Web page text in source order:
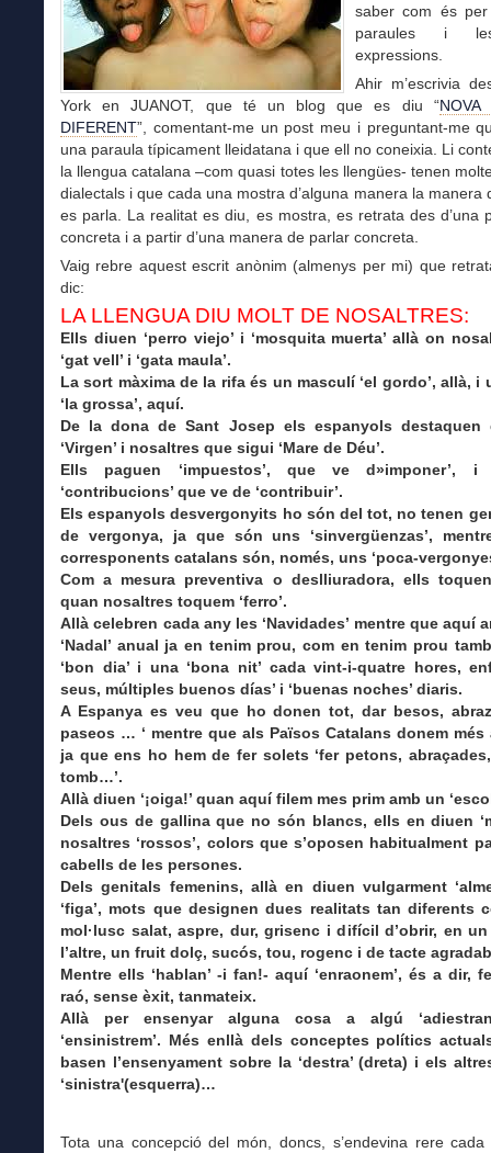
saber com és
paraules i
expressions.
Ahir m’escrivia
York en JUANOT, que té un blog que es diu “NOVA
DIFERENT”, comentant-me un post meu i preguntant-me
una paraula típicament lleidatana i que ell no coneixia. Li
la llengua catalana –com quasi totes les llengües- tenen
dialectals i que cada una mostra d’alguna manera la manera
es parla. La realitat es diu, es mostra, es retrata des d’una
concreta i a partir d’una manera de parlar concreta.
Vaig rebre aquest escrit anònim (almenys per mi) que
dic:
LA LLENGUA DIU MOLT DE NOSALTRES:
Ells diuen ‘perro viejo’ i ‘mosquita muerta’ allà on
‘gat vell’ i ‘gata maula’.
La sort màxima de la rifa és un masculí ‘el gordo’, allà, i
‘la grossa’, aquí.
De la dona de Sant Josep els espanyols destaquen
‘Virgen’ i nosaltres que sigui ‘Mare de Déu’.
Ells paguen ‘impuestos’, que ve d»imponer’, i
‘contribucions’ que ve de ‘contribuir’.
Els espanyols desvergonyits ho són del tot, no tenen
de vergonya, ja que són uns ‘sinvergüenzas’,
corresponents catalans són, només, uns ‘poca-
Com a mesura preventiva o deslliuradora, ells toquen
quan nosaltres toquem ‘ferro’.
Allà celebren cada any les ‘Navidades’ mentre que aquí
‘Nadal’ anual ja en tenim prou, com en tenim prou
‘bon dia’ i una ‘bona nit’ cada vint-i-quatre hores,
seus, múltiples buenos días’ i ‘buenas noches’ diaris.
A Espanya es veu que ho donen tot, dar besos,
paseos … ‘ mentre que als Països Catalans donem
ja que ens ho hem de fer solets ‘fer petons,
tomb…’.
Allà diuen ‘¡oiga!’ quan aquí filem mes prim amb un
Dels ous de gallina que no són blancs, ells en diuen
nosaltres ‘rossos’, colors que s’oposen habitualment
cabells de les persones.
Dels genitals femenins, allà en diuen vulgarment
‘figa’, mots que designen dues realitats tan diferents
mol·lusc salat, aspre, dur, grisenc i difícil d’obrir, en
l’altre, un fruit dolç, sucós, tou, rogenc i de tacte
Mentre ells ‘hablan’ -i fan!- aquí ‘enraonem’, és a dir,
raó, sense èxit, tanmateix.
Allà per ensenyar alguna cosa a algú
‘ensinistrem’. Més enllà dels conceptes polítics
basen l’ensenyament sobre la ‘destra’ (dreta) i els
‘sinistra'(esquerra)…
Tota una concepció del món, doncs, s’endevina rere cada